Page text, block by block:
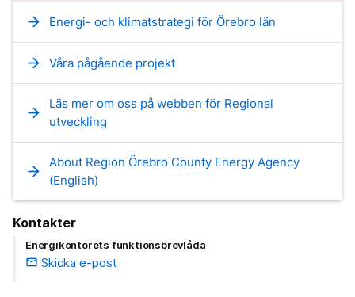
arrow_forward Energi- och klimatstrategi för Örebro län
arrow_forward Våra pågående projekt
arrow_forward
Läs mer om oss på webben för Regional
utveckling
arrow_forward
About Region Örebro County Energy Agency
(English)
Kontakter
Energikontorets funktionsbrevlåda
email Skicka e-post